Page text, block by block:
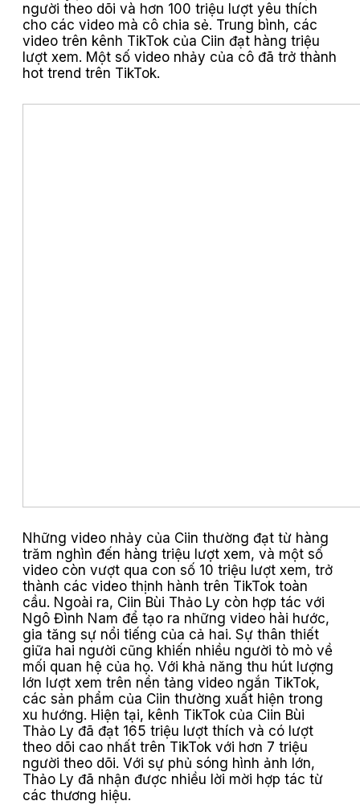
người theo dõi và hơn 100 triệu lượt yêu thích
cho các video mà cô chia sẻ. Trung bình, các
video trên kênh TikTok của Ciin đạt hàng triệu
lượt xem. Một số video nhảy của cô đã trở thành
hot trend trên TikTok.
Những video nhảy của Ciin thường đạt từ hàng
trăm nghìn đến hàng triệu lượt xem, và một số
video còn vượt qua con số 10 triệu lượt xem, trở
thành các video thịnh hành trên TikTok toàn
cầu. Ngoài ra, Ciin Bùi Thảo Ly còn hợp tác với
Ngô Đình Nam để tạo ra những video hài hước,
gia tăng sự nổi tiếng của cả hai. Sự thân thiết
giữa hai người cũng khiến nhiều người tò mò về
mối quan hệ của họ. Với khả năng thu hút lượng
lớn lượt xem trên nền tảng video ngắn TikTok,
các sản phẩm của Ciin thường xuất hiện trong
xu hướng. Hiện tại, kênh TikTok của Ciin Bùi
Thảo Ly đã đạt 165 triệu lượt thích và có lượt
theo dõi cao nhất trên TikTok với hơn 7 triệu
người theo dõi. Với sự phủ sóng hình ảnh lớn,
Thảo Ly đã nhận được nhiều lời mời hợp tác từ
các thương hiệu.